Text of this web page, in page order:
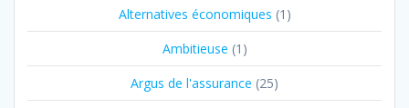
Alternatives économiques (1)
Ambitieuse (1)
Argus de l'assurance (25)